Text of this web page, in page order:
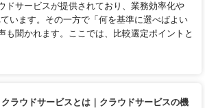
ドサービスが提供されており、業務効率化や
います。その一方で「何を基準に選べばよい
も聞かれます。ここでは、比較選定ポイントと
クラウドサービスとは｜クラウドサービスの機